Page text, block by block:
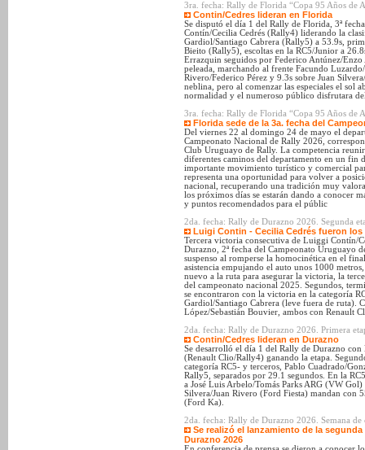
3ra. fecha: Rally de Florida “Copa 95 Años de
Contin/Cedres lideran en Florida
Se disputó el día 1 del Rally de Florida, 3ª
Contín/Cecilia Cedrés (Rally4) liderando la
Gardiol/Santiago Cabrera (Rally5) a 53.9s,
Bieito (Rally5), escoltas en la RC5/Junior a
Errazquin seguidos por Federico Antúnez/
peleada, marchando al frente Facundo
Rivero/Federico Pérez y 9.3s sobre Juan
neblina, pero al comenzar las especiales el sol
normalidad y el numeroso público disfrutara
3ra. fecha: Rally de Florida “Copa 95 Años de
Florida sede de la 3a. fecha del
Del viernes 22 al domingo 24 de mayo el
Campeonato Nacional de Rally 2026,
Club Uruguayo de Rally. La competencia
diferentes caminos del departamento en un fin
importante movimiento turístico y comercial
representa una oportunidad para volver a
nacional, recuperando una tradición muy
los próximos días se estarán dando a conocer
y puntos recomendados para el públic
2da. fecha: Rally de Durazno 2026. Segunda
Luigi Contin - Cecilia Cedrés fueron
Tercera victoria consecutiva de Luiggi Contín/
Durazno, 2ª fecha del Campeonato Uruguayo
suspenso al romperse la homocinética en el
asistencia empujando el auto unos 1000
nuevo a la ruta para asegurar la victoria, la
del campeonato nacional 2025. Segundos,
se encontraron con la victoria en la categoría
Gardiol/Santiago Cabrera (leve fuera de ruta).
López/Sebastián Bouvier, ambos con Renault
2da. fecha: Rally de Durazno 2026. Primera
Contin/Cedres lideran en Durazno
Se desarrolló el día 1 del Rally de Durazno
(Renault Clio/Rally4) ganando la etapa.
categoría RC5- y terceros, Pablo Cuadrado/
Rally5, separados por 29.1 segundos. En la
a José Luis Arbelo/Tomás Parks ARG (VW
Silvera/Juan Rivero (Ford Fiesta) mandan con
(Ford Ka).
2da. fecha: Rally de Durazno 2026. Semana de
Se realizó el lanzamiento de la
Durazno 2026